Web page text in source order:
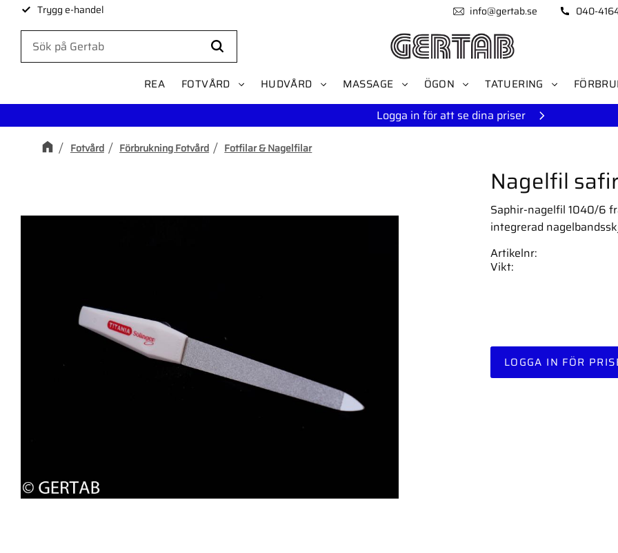
Trygg e-handel info@gertab.se 040-
REA FOTVÅRD HUDVÅRD MASSAGE ÖGON TATUERING
Logga in för att se dina priser
Fotvård Förbrukning Fotvård Fotfilar & Nagelfilar
Nagelfil
Saphir-nagelfil 1040/6
integrerad
LOGGA IN FÖR
Artikelnr
Vikt